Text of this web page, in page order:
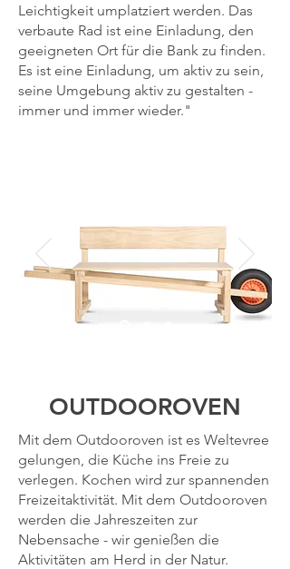
Leichtigkeit umplatziert werden. Das
verbaute Rad ist eine Einladung, den
geeigneten Ort für die Bank zu finden.
Es ist eine Einladung, um aktiv zu sein,
seine Umgebung aktiv zu gestalten -
immer und immer wieder."
OUTDOOROVEN
Mit dem Outdooroven ist es Weltevree
gelungen, die Küche ins Freie zu
verlegen. Kochen wird zur spannenden
Freizeitaktivität. Mit dem Outdooroven
werden die Jahreszeiten zur
Nebensache - wir genießen die
Aktivitäten am Herd in der Natur.